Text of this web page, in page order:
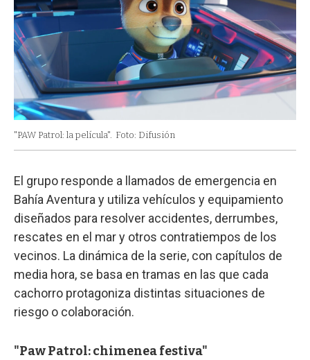
"PAW Patrol: la película". Foto: Difusión
El grupo responde a llamados de emergencia en
Bahía Aventura y utiliza vehículos y equipamiento
diseñados para resolver accidentes, derrumbes,
rescates en el mar y otros contratiempos de los
vecinos. La dinámica de la serie, con capítulos de
media hora, se basa en tramas en las que cada
cachorro protagoniza distintas situaciones de
riesgo o colaboración.
"Paw Patrol: chimenea festiva"